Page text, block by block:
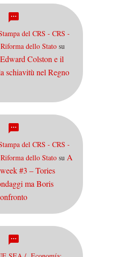
del CRS - CRS -
dello Stato su
Colston e il
schiavitù nel Regno
del CRS - CRS -
dello Stato su A
#3 – Tories
ma Boris